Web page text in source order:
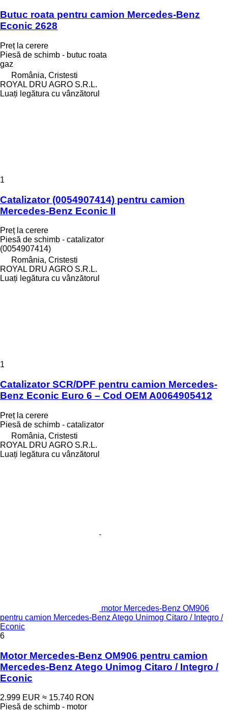
Butuc roata pentru camion Mercedes-Benz
Econic 2628
Preț la cerere
Piesă de schimb - butuc roata
gaz
România, Cristesti
ROYAL DRU AGRO S.R.L.
Luați legătura cu vânzătorul
1
Catalizator (0054907414) pentru camion
Mercedes-Benz Econic II
Preț la cerere
Piesă de schimb - catalizator
(0054907414)
România, Cristesti
ROYAL DRU AGRO S.R.L.
Luați legătura cu vânzătorul
1
Catalizator SCR/DPF pentru camion Mercedes-
Benz Econic Euro 6 – Cod OEM A0064905412
Preț la cerere
Piesă de schimb - catalizator
România, Cristesti
ROYAL DRU AGRO S.R.L.
Luați legătura cu vânzătorul
motor Mercedes-Benz OM906
pentru camion Mercedes-Benz Atego Unimog Citaro / Integro /
Econic
6
Motor Mercedes-Benz OM906 pentru camion
Mercedes-Benz Atego Unimog Citaro / Integro /
Econic
2.999 EUR ≈ 15.740 RON
Piesă de schimb - motor